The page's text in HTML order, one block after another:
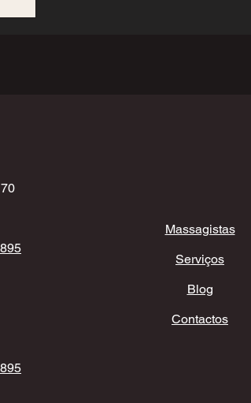
Massagistas
Serviços
Blog
Contactos